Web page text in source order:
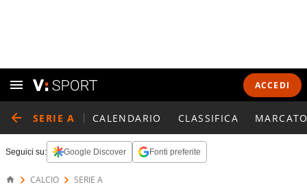
ACCEDI
SERIE A CALENDARIO CLASSIFICA
Seguici su: Google Discover Fonti preferite
CALCIO SERIE A